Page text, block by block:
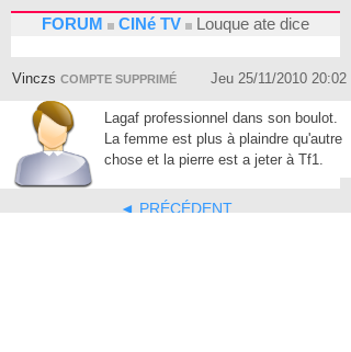
FORUM
CINé TV Louque ate dice
Vinczs COMPTE SUPPRIMÉ Jeu 25/11/2010 20:02
Lagaf professionnel dans son boulot.
La femme est plus à plaindre qu'autre
chose et la pierre est a jeter à Tf1.
◄ PRÉCÉDENT